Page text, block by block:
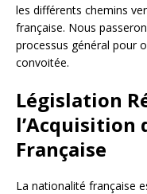
les différents chemins
française. Nous
processus général pour
convoitée.
Législation
l’Acquisition
Française
La nationalité française